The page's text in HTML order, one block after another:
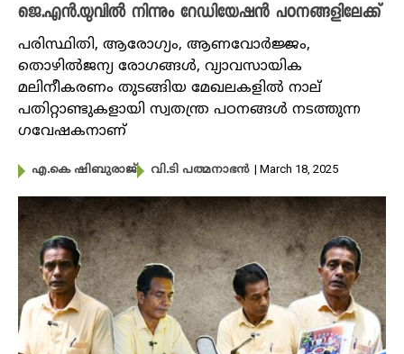
ജെ.എൻ.യുവിൽ നിന്നും റേഡിയേഷൻ പഠനങ്ങളിലേക്ക്
പരിസ്ഥിതി, ആരോ​ഗ്യം, ആണവോർജ്ജം,
തൊഴിൽജന്യ രോ​ഗങ്ങൾ, വ്യാവസായിക
മലിനീകരണം തുടങ്ങിയ മേഖലകളിൽ നാല്
പതിറ്റാണ്ടുകളായി സ്വതന്ത്ര ​പഠനങ്ങൾ നടത്തുന്ന ​
ഗവേഷകനാണ്
എ.കെ ഷിബുരാജ് വി.ടി പത്മനാഭൻ | March 18, 2025